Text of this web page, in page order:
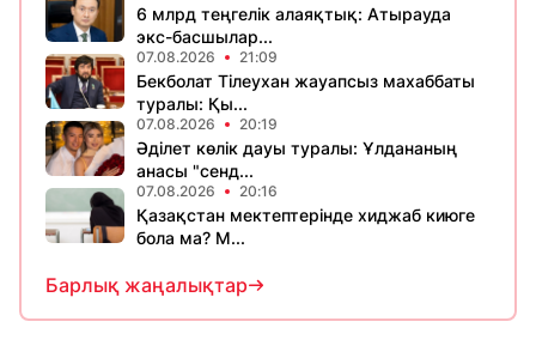
6 млрд теңгелік алаяқтық: Атырауда
экс-басшылар...
07.08.2026 21:09
Бекболат Тілеухан жауапсыз махаббаты
туралы: Қы...
07.08.2026 20:19
Әділет көлік дауы туралы: Ұлдананың
анасы "сенд...
07.08.2026 20:16
Қазақстан мектептерінде хиджаб киюге
бола ма? М...
Барлық жаңалықтар